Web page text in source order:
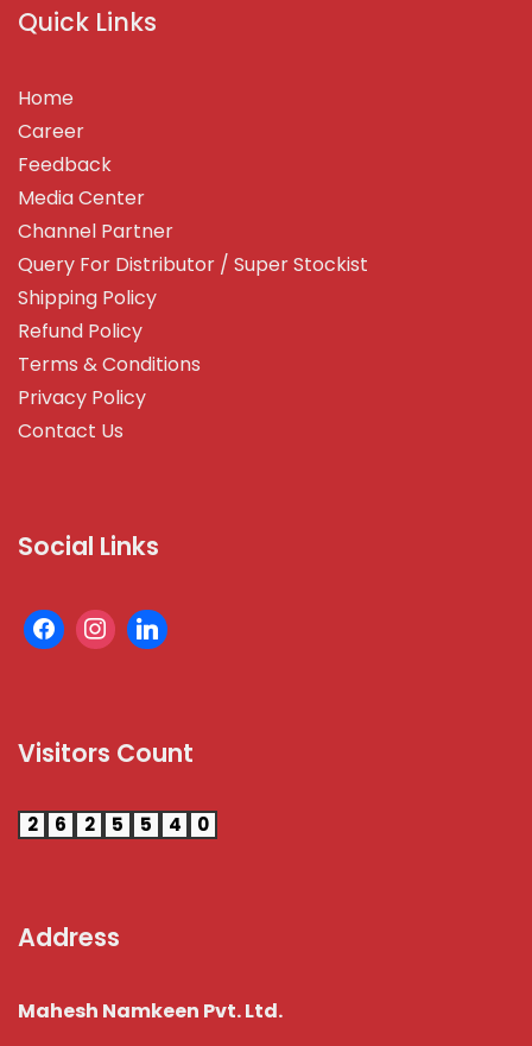
Quick Links
Home
Career
Feedback
Media Center
Channel Partner
Query For Distributor / Super Stockist
Shipping Policy
Refund Policy
Terms & Conditions
Privacy Policy
Contact Us
Social Links
Visitors Count
2 6 2 5 5 4 0
Address
Mahesh Namkeen Pvt. Ltd.